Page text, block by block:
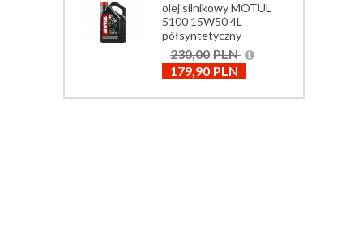
BMW R80R MYSTIC
BMW R80RT 1982+
BMW R80RT 1984+
BMW R80ST
olej silnikowy MOTUL
5100 15W50 4L
półsyntetyczny
230,00 PLN
179,90 PLN